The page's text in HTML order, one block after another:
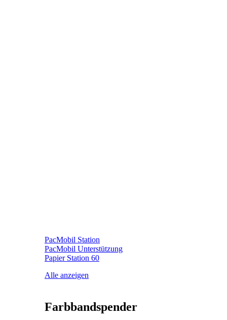
PacMobil Station
PacMobil Unterstützung
Papier Station 60
Alle anzeigen
Farbbandspender